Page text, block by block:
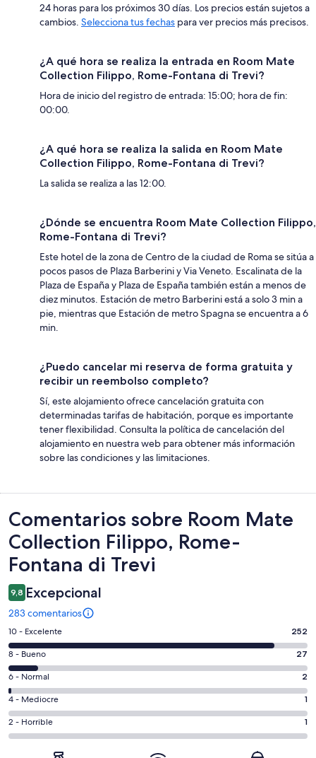
24 horas para los próximos 30 días. Los precios están sujetos a
cambios. Selecciona tus fechas para ver precios más precisos.
¿A qué hora se realiza la entrada en Room Mate
Collection Filippo, Rome-Fontana di Trevi?
Hora de inicio del registro de entrada: 15:00; hora de fin:
00:00.
¿A qué hora se realiza la salida en Room Mate
Collection Filippo, Rome-Fontana di Trevi?
La salida se realiza a las 12:00.
¿Dónde se encuentra Room Mate Collection Filippo,
Rome-Fontana di Trevi?
Este hotel de la zona de Centro de la ciudad de Roma se sitúa a
pocos pasos de Plaza Barberini y Via Veneto. Escalinata de la
Plaza de España y Plaza de España también están a menos de
diez minutos. Estación de metro Barberini está a solo 3 min a
pie, mientras que Estación de metro Spagna se encuentra a 6
min.
¿Puedo cancelar mi reserva de forma gratuita y
recibir un reembolso completo?
Sí, este alojamiento ofrece cancelación gratuita con
determinadas tarifas de habitación, porque es importante
tener flexibilidad. Consulta la política de cancelación del
alojamiento en nuestra web para obtener más información
sobre las condiciones y las limitaciones.
Comentarios
Comentarios sobre Room Mate
Collection Filippo, Rome-
Fontana di Trevi
9,8 Excepcional
283 comentarios
252
comentarios
de
un
total
de
283
con
10 - Excelente 252
27
comentarios
de
un
total
de
8 - Bueno 27
2
comentarios
de
un
total
6 - Normal 2
1
comentarios
de
4 - Mediocre 1
1
comentarios
2 - Horrible 1